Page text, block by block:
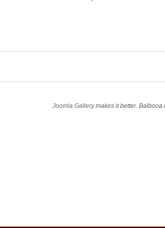
Joomla Gallerymakes it better.